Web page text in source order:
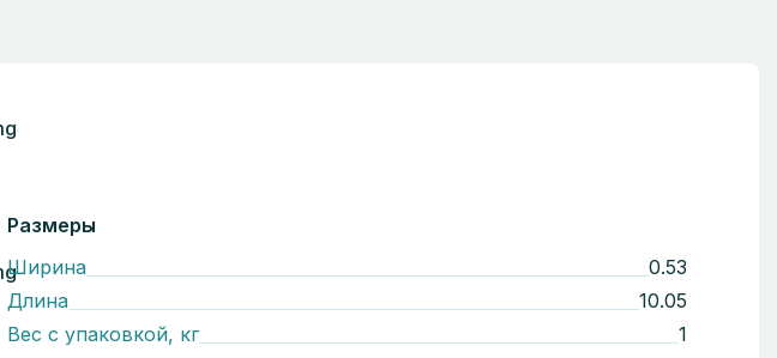
Размеры
Ширина
0.53
Длина
10.05
Вес с упаковкой, кг
1